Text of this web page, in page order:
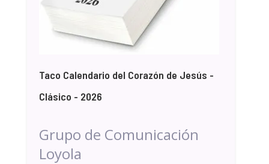
Taco Calendario del Corazón de Jesús -
Clásico - 2026
Grupo de Comunicación
Loyola